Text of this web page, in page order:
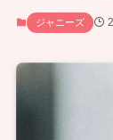
ジャニーズ